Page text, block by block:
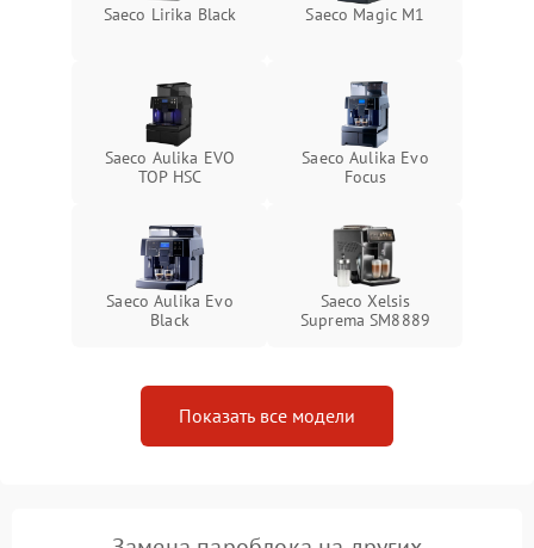
Saeco Lirika Black Saeco Magic M1
Saeco Aulika EVO
TOP HSC
Saeco Aulika Evo
Focus
Saeco Aulika Evo
Black
Saeco Xelsis
Suprema SM8889
Показать все модели